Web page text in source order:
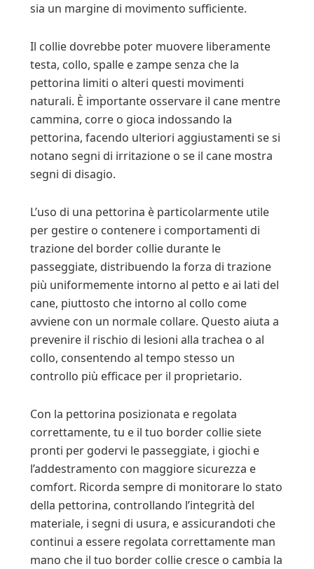
sia un margine di movimento sufficiente.
Il collie dovrebbe poter muovere liberamente
testa, collo, spalle e zampe senza che la
pettorina limiti o alteri questi movimenti
naturali. È importante osservare il cane mentre
cammina, corre o gioca indossando la
pettorina, facendo ulteriori aggiustamenti se si
notano segni di irritazione o se il cane mostra
segni di disagio.
L’uso di una pettorina è particolarmente utile
per gestire o contenere i comportamenti di
trazione del border collie durante le
passeggiate, distribuendo la forza di trazione
più uniformemente intorno al petto e ai lati del
cane, piuttosto che intorno al collo come
avviene con un normale collare. Questo aiuta a
prevenire il rischio di lesioni alla trachea o al
collo, consentendo al tempo stesso un
controllo più efficace per il proprietario.
Con la pettorina posizionata e regolata
correttamente, tu e il tuo border collie siete
pronti per godervi le passeggiate, i giochi e
l’addestramento con maggiore sicurezza e
comfort. Ricorda sempre di monitorare lo stato
della pettorina, controllando l’integrità del
materiale, i segni di usura, e assicurandoti che
continui a essere regolata correttamente man
mano che il tuo border collie cresce o cambia la